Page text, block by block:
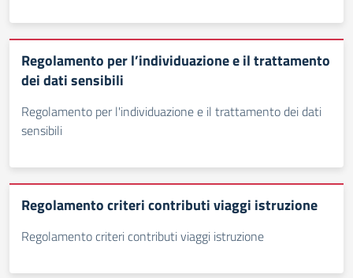
Regolamento per l’individuazione e il trattamento
dei dati sensibili
Regolamento per l'individuazione e il trattamento dei dati
sensibili
Regolamento criteri contributi viaggi istruzione
Regolamento criteri contributi viaggi istruzione